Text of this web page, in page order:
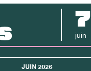
7
juin
JUIN 2026